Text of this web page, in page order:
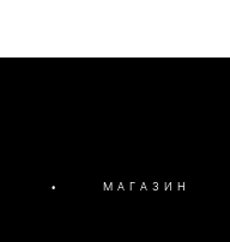
• МАГАЗИН